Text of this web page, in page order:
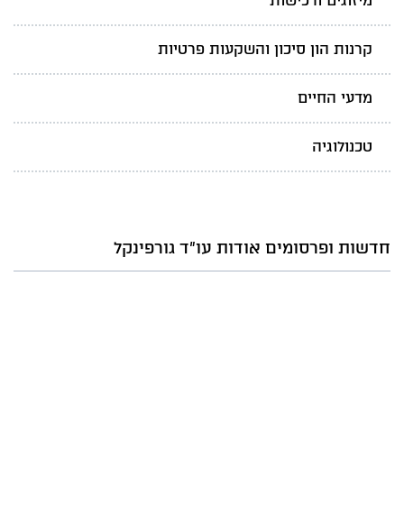
קרנות הון סיכון והשקעות פרטיות
מדעי החיים
טכנולוגיה
חדשות ופרסומים אודות עו"ד גורפינקל